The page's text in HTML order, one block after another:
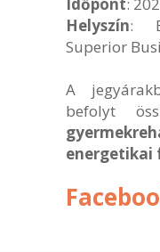
Helyszín:
Superior
A
befolyt
energetikai